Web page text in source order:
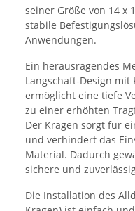
seiner Größe von 14 x
stabile
Anwendungen.
Ein herausragendes
Langschaft-Design mit
ermöglicht eine tiefe
zu einer erhöhten
Der Kragen sorgt für
und verhindert das
Material. Dadurch
sichere und
Die Installation des